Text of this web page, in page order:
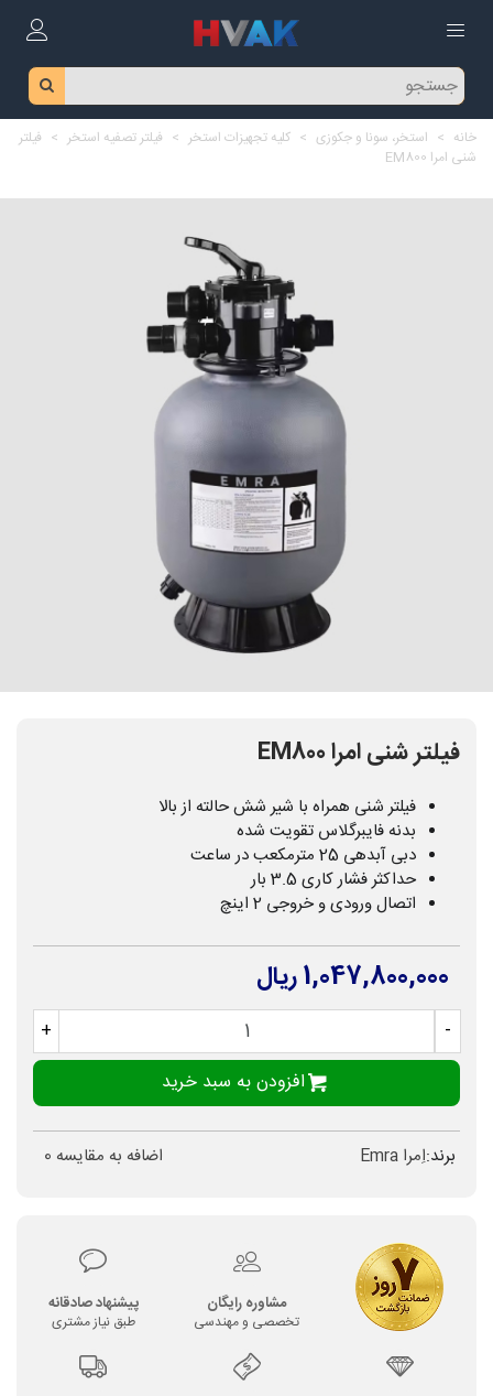
خانه > استخر، سونا و جکوزی > کلیه تجهیزات استخر > فیلتر تصفیه استخر > فیلتر
شنی امرا EM800
فیلتر شنی امرا EM800
فیلتر شنی همراه با شیر شش حالته از بالا
بدنه فایبرگلاس تقویت شده
دبی آبدهی 25 مترمکعب در ساعت
حداکثر فشار کاری 3.5 بار
اتصال ورودی و خروجی 2 اینچ
1,047,800,000 ریال
-
+
افزودن به سبد خرید
برند:اِمرا Emra اضافه به مقایسه 0
مشاوره رایگان
تخصصی و مهندسی
پیشنهاد صادقانه
طبق نیاز مشتری